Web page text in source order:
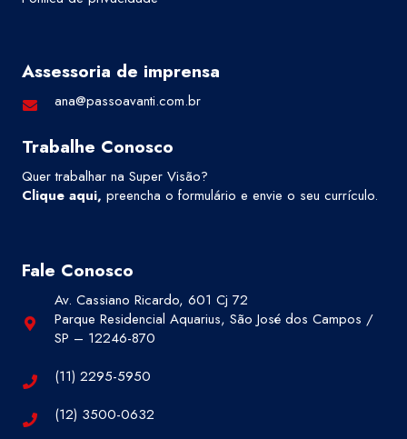
Assessoria de imprensa
ana@passoavanti.com.br
Trabalhe Conosco
Quer trabalhar na Super Visão?
Clique aqui, preencha o formulário e envie o seu currículo.
Fale Conosco
Av. Cassiano Ricardo, 601 Cj 72
Parque Residencial Aquarius, São José dos Campos /
SP – 12246-870
(11) 2295-5950
(12) 3500-0632